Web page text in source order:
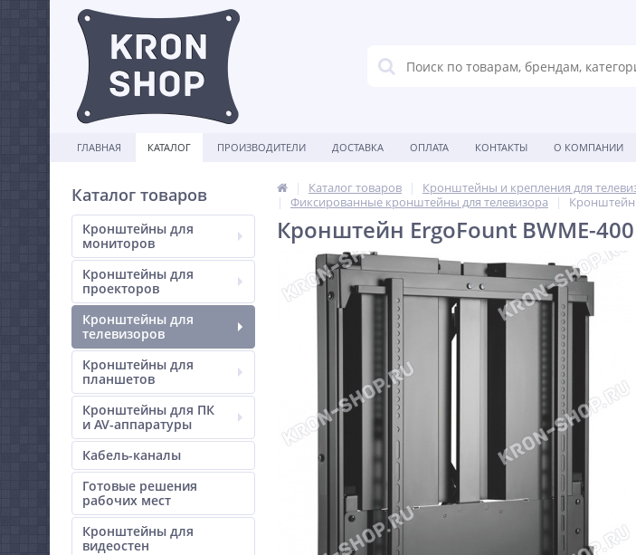
ГЛАВНАЯ КАТАЛОГ ПРОИЗВОДИТЕЛИ ДОСТАВКА ОПЛАТА КОНТАКТЫ О КОМПАНИИ
Каталог товаров
Кронштейны для
мониторов
Кронштейны для
проекторов
Кронштейны для
телевизоров
Кронштейны для
планшетов
Кронштейны для ПК
и AV-аппаратуры
Кабель-каналы
Готовые решения
рабочих мест
Кронштейны для
видеостен
Каталог товаров
Кронштейны и крепления для
Фиксированные кронштейны для телевизора
Кронштейн
Кронштейн ErgoFount BWME-400